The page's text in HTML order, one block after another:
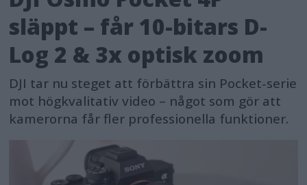
below:https://pro.sony/en_ME/digital-
imaging/
släppt – får 10-bitars D-
Log 2 & 3x optisk zoom
DJI tar nu steget att förbättra sin Pocket-serie
mot högkvalitativ video – något som gör att
kamerorna får fler professionella funktioner.